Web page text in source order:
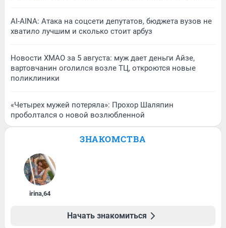
AI-AINA: Атака на соцсети депутатов, бюджета вузов не
хватило лучшим и сколько стоит арбуз
Новости ХМАО за 5 августа: муж дает деньги Айзе,
вартовчанин оголился возле ТЦ, откроются новые
поликлиники
«Четырех мужей потеряла»: Прохор Шаляпин
проболтался о новой возлюбленной
ЗНАКОМСТВА
irina,64
Начать знакомиться